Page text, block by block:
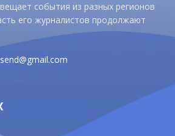
события из разных регионов
его журналистов продолжают